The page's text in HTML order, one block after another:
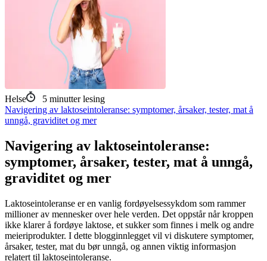
Helse 5 minutter lesing
Navigering av laktoseintoleranse: symptomer, årsaker, tester, mat å
unngå, graviditet og mer
Navigering av laktoseintoleranse:
symptomer, årsaker, tester, mat å unngå,
graviditet og mer
Laktoseintoleranse er en vanlig fordøyelsessykdom som rammer
millioner av mennesker over hele verden. Det oppstår når kroppen
ikke klarer å fordøye laktose, et sukker som finnes i melk og andre
meieriprodukter. I dette blogginnlegget vil vi diskutere symptomer,
årsaker, tester, mat du bør unngå, og annen viktig informasjon
relatert til laktoseintoleranse.